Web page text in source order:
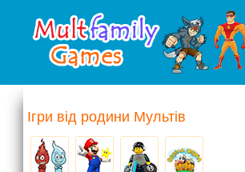
Ігри від родини Мультів